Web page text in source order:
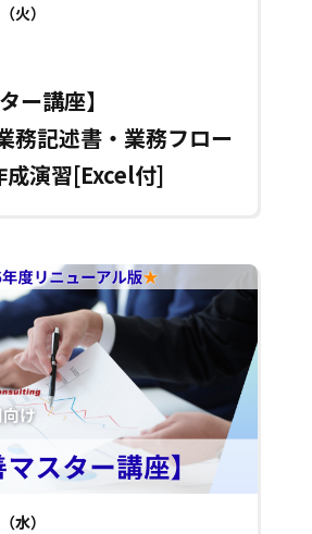
火）
ー講座】
務記述書・業務フロー
成演習[Excel付]
水）